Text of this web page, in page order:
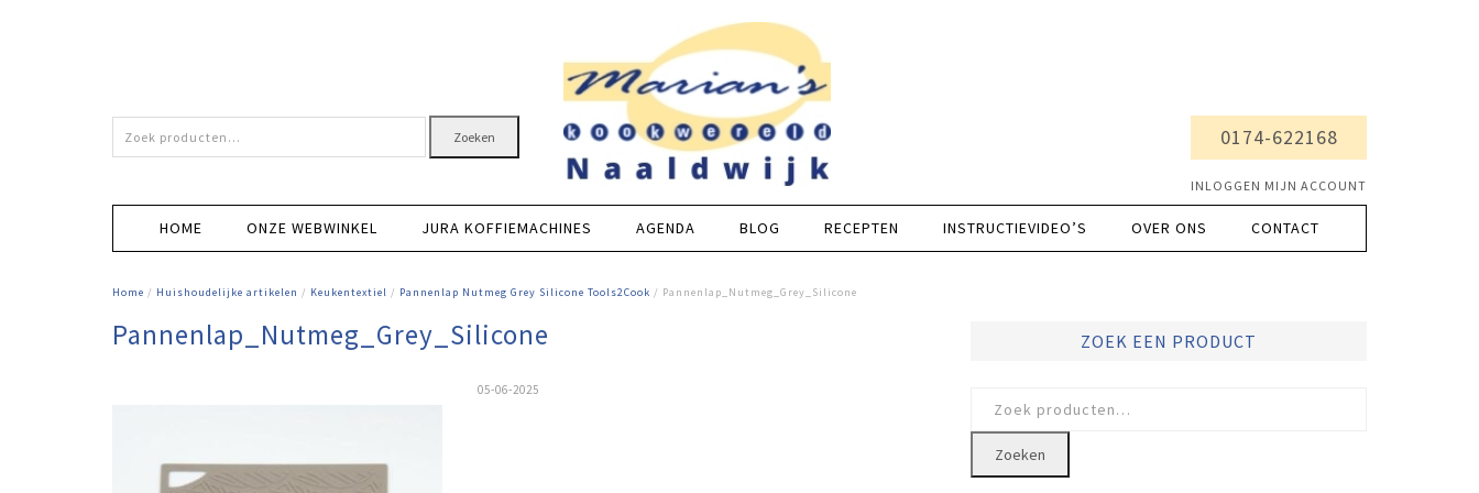
Zoeken
naar:
Zoeken 0174-622168
INLOGGEN MIJN ACCOUNT
HOME ONZE WEBWINKEL JURA KOFFIEMACHINES AGENDA BLOG RECEPTEN INSTRUCTIEVIDEO’S OVER ONS CONTACT
Home / Huishoudelijke artikelen / Keukentextiel / Pannenlap Nutmeg Grey Silicone Tools2Cook / Pannenlap_Nutmeg_Grey_Silicone
Pannenlap_Nutmeg_Grey_Silicone
05-06-2025
ZOEK EEN PRODUCT
naar:
Zoeken